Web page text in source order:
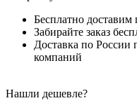
Бесплатно доставим
Забирайте заказ
Доставка по России
компаний
Нашли дешевле?